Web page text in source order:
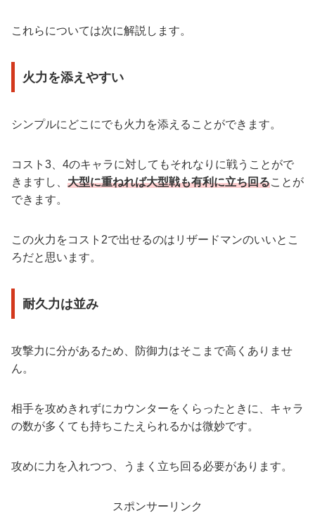
これらについては次に解説します。
火力を添えやすい
シンプルにどこにでも火力を添えることができます。
コスト3、4のキャラに対してもそれなりに戦うことがで
きますし、 大型に重ねれば大型戦も有利に立ち回ることが
できます。
この火力をコスト2で出せるのはリザードマンのいいとこ
ろだと思います。
耐久力は並み
攻撃力に分があるため、防御力はそこまで高くありませ
ん。
相手を攻めきれずにカウンターをくらったときに、キャラ
の数が多くても持ちこたえられるかは微妙です。
攻めに力を入れつつ、うまく立ち回る必要があります。
スポンサーリンク